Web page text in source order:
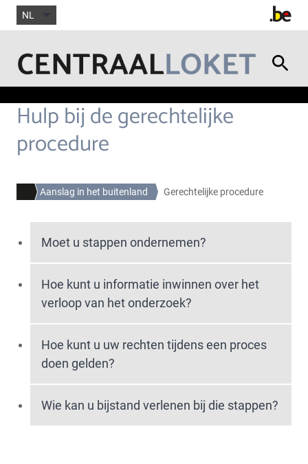
NL
Hulp bij de gerechtelijke
procedure
Aanslag in het buitenland Gerechtelijke procedure
Moet u stappen ondernemen?
Hoe kunt u informatie inwinnen over het
verloop van het onderzoek?
Hoe kunt u uw rechten tijdens een proces
doen gelden?
Wie kan u bijstand verlenen bij die stappen?